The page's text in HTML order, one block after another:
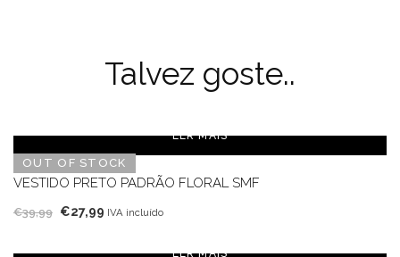
Talvez goste..
OUT OF STOCK
LER MAIS
VESTIDO PRETO PADRÃO FLORAL SMF
€39,99 O
original
€27,99 O
atual
IVA incluído
LER MAIS